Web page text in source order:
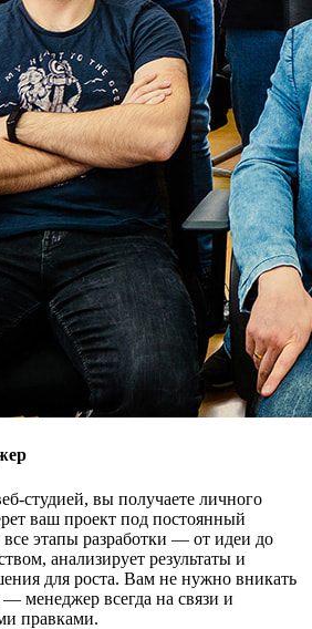
студией, вы получаете личного
ваш проект под постоянный
этапы разработки — от идеи до
анализирует результаты и
для роста. Вам не нужно вникать
менеджер всегда на связи и
правками.